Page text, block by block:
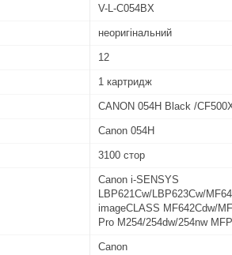
V-L-C054BX
неоригінальний
12
1 картридж
CANON 054H Black /
Canon 054H
3100 стор
Canon i-SENSYS
LBP621Cw/LBP623Cw/
imageCLASS MF642Cdw/
Pro M254/254dw/254nw
Canon